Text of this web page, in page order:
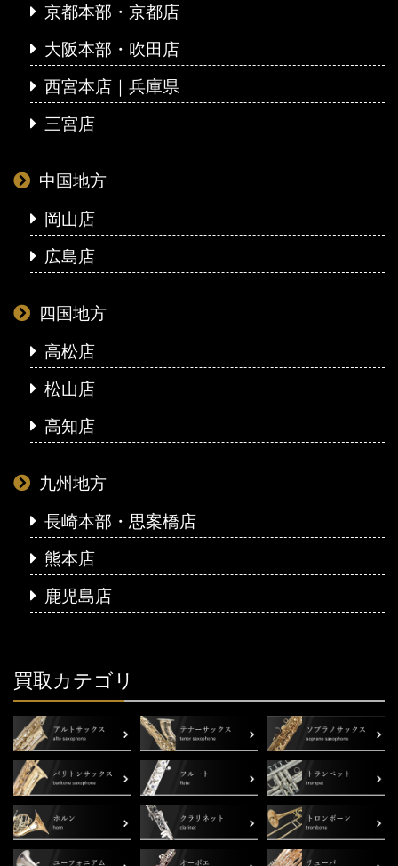
京都本部・京都店
大阪本部・吹田店
西宮本店｜兵庫県
三宮店
中国地方
岡山店
広島店
四国地方
高松店
松山店
高知店
九州地方
長崎本部・思案橋店
熊本店
鹿児島店
買取カテゴリ